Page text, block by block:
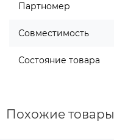
Партномер
Совместимость
Состояние товара
Похожие товары